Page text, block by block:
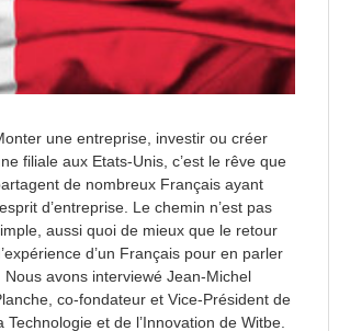
une entreprise, investir ou créer
filiale aux Etats-Unis, c’est le rêve que
de nombreux Français ayant
d’entreprise. Le chemin n’est pas
aussi quoi de mieux que le retour
d’un Français pour en parler
avons interviewé Jean-Michel
co-fondateur et Vice-Président de
Technologie et de l’Innovation de Witbe.